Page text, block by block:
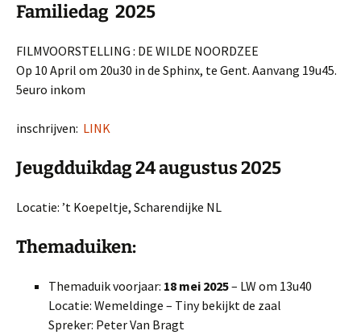
Familiedag 2025
​​FILMVOORSTELLING : DE WILDE NOORDZEE
Op 10 April om 20u30 in de Sphinx, te Gent. Aanvang 19u45.
5euro inkom
inschrijven: LINK
Jeugdduikdag 24augustus 2025
Locatie: ’t Koepeltje, Scharendijke NL
Themaduiken:
Themaduik voorjaar: 18 mei 2025– LW om 13u40
Locatie: Wemeldinge – Tiny bekijkt de zaal
Spreker: Peter Van Bragt